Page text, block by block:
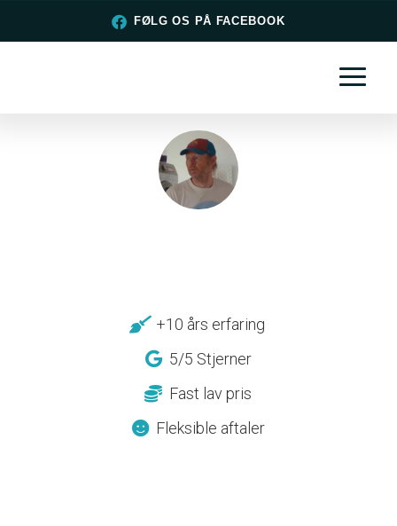
FØLG OS PÅ FACEBOOK
+10 års erfaring
5/5 Stjerner
Fast lav pris
Fleksible aftaler